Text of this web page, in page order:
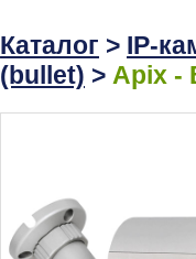
Каталог > IP-
(bullet) > Apix -